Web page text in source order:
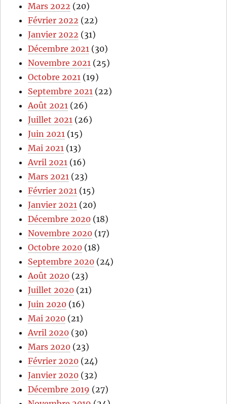
Mars 2022 (20)
Février 2022 (22)
Janvier 2022 (31)
Décembre 2021 (30)
Novembre 2021 (25)
Octobre 2021 (19)
Septembre 2021 (22)
Août 2021 (26)
Juillet 2021 (26)
Juin 2021 (15)
Mai 2021 (13)
Avril 2021 (16)
Mars 2021 (23)
Février 2021 (15)
Janvier 2021 (20)
Décembre 2020 (18)
Novembre 2020 (17)
Octobre 2020 (18)
Septembre 2020 (24)
Août 2020 (23)
Juillet 2020 (21)
Juin 2020 (16)
Mai 2020 (21)
Avril 2020 (30)
Mars 2020 (23)
Février 2020 (24)
Janvier 2020 (32)
Décembre 2019 (27)